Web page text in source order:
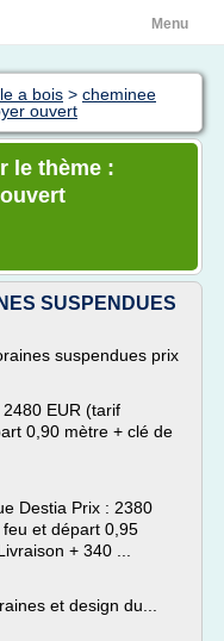
Menu
a bois > cheminee
ouvert
le thème :
SUSPENDUES
suspendues prix
EUR (tarif
0,90 mètre + clé de
Destia Prix : 2380
et départ 0,95
+ 340 ...
et design du...